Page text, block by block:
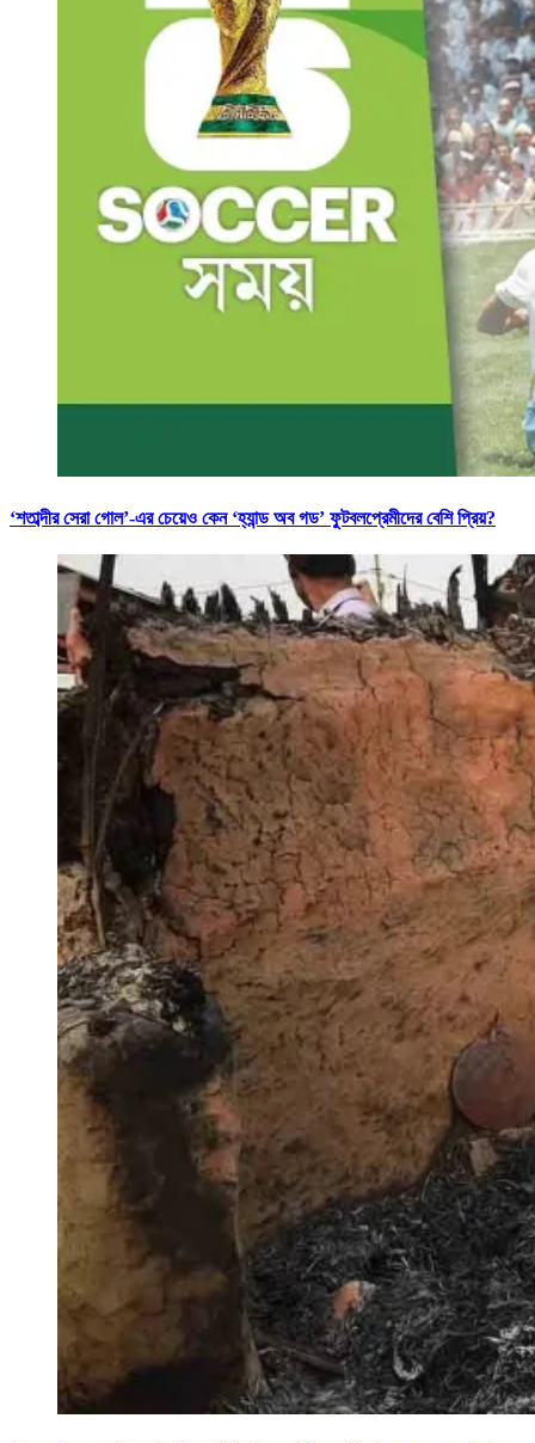
‘শতাব্দীর সেরা গোল’-এর চেয়েও কেন ‘হ্যান্ড অব গড’ ফুটবলপ্রেমীদের বেশি প্রিয়?